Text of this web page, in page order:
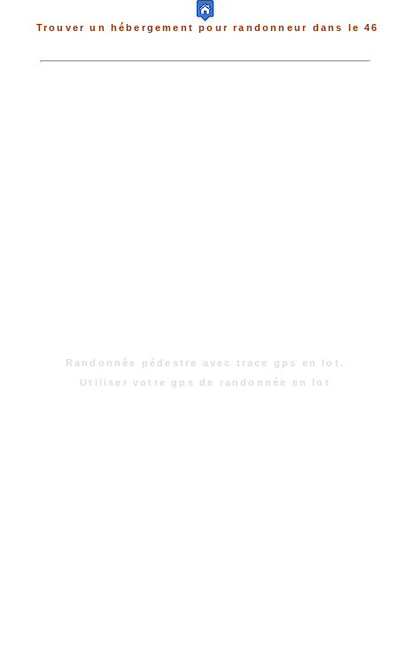
Trouver un hébergement pour randonneur dans le 46
Randonnée pédestre avec trace gps en lot.
Utiliser votre gps de randonnée en lot